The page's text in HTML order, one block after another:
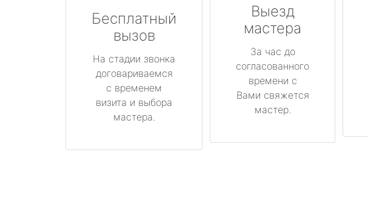
Бесплатный
вызов
На стадии звонка
договариваемся
с временем
визита и выбора
мастера.
Выезд
мастера
За час до
согласованного
времени с
Вами свяжется
мастер.